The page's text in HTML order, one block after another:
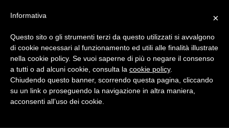
bimbi e viaggi - family travel blog: community #1 in
×
Informativa
Questo sito o gli strumenti terzi da questo utilizzati si avvalgono
di cookie necessari al funzionamento ed utili alle finalità illustrate
nella cookie policy. Se vuoi saperne di più o negare il consenso
a tutti o ad alcuni cookie, consulta la cookie policy.
Chiudendo questo banner, scorrendo questa pagina, cliccando
su un link o proseguendo la navigazione in altra maniera,
acconsenti all’uso dei cookie.